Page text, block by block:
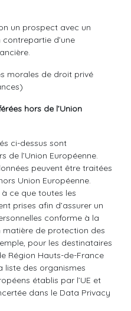
un prospect avec un
d’une
morales de droit privé
hors de l’Union
ci-dessus sont
de l’Union Européenne.
peuvent être traitées
Union Européenne.
à ce que toutes les
prises afin d’assurer un
conforme à la
de protection des
pour les destinataires
Région Hauts-de-France
liste des organismes
établis par l’UE et
dans le Data Privacy